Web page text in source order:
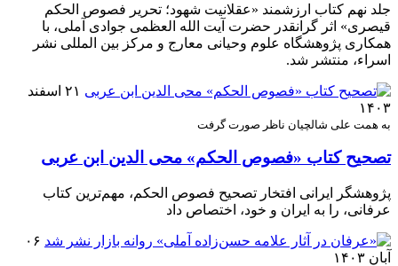
جلد نهم کتاب ارزشمند «عقلانیت شهود؛ تحریر فصوص الحکم
قیصری» اثر گرانقدر حضرت آیت الله العظمی جوادی آملی، با
همکاری پژوهشگاه علوم وحیانی معارج و مرکز بین المللی نشر
اسراء، منتشر شد.
۲۱ اسفند
۱۴۰۳
به همت علی شالچیان ناظر صورت گرفت
تصحیح کتاب «فصوص الحکم» محی الدین ابن عربی
پژوهشگر ایرانی افتخار تصحیح فصوص الحکم، مهم‌ترین کتاب
عرفانی، را به ایران و خود، اختصاص داد
۰۶
آبان ۱۴۰۳